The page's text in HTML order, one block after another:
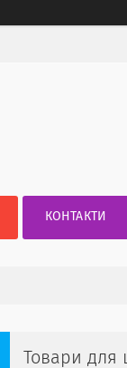
КОНТАКТИ
Товари